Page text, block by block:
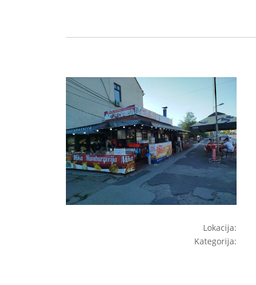
Lokacija:
Kategorija: